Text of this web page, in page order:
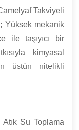
Takviyeli
Yüksek mekanik
ile taşıyıcı bir
kimyasal
üstün nitelikli
Su Toplama